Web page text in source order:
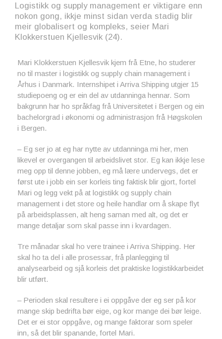
Logistikk og supply management er viktigare enn
nokon gong, ikkje minst sidan verda stadig blir
meir globalisert og kompleks, seier Mari
Klokkerstuen Kjellesvik (24).
Mari Klokkerstuen Kjellesvik kjem frå Etne, ho studerer
no til master i logistikk og supply chain management i
Århus i Danmark. Internshipet i Arriva Shipping utgjer 15
studiepoeng og er ein del av utdanninga hennar. Som
bakgrunn har ho språkfag frå Universitetet i Bergen og ein
bachelorgrad i økonomi og administrasjon frå Høgskolen
i Bergen.
– Eg ser jo at eg har nytte av utdanninga mi her, men
likevel er overgangen til arbeidslivet stor. Eg kan ikkje lese
meg opp til denne jobben, eg må lære undervegs, det er
først ute i jobb ein ser korleis ting faktisk blir gjort, fortel
Mari og legg vekt på at logistikk og supply chain
management i det store og heile handlar om å skape flyt
på arbeidsplassen, alt heng saman med alt, og det er
mange detaljar som skal passe inn i kvardagen.
Tre månadar skal ho vere trainee i Arriva Shipping. Her
skal ho ta del i alle prosessar, frå planlegging til
analysearbeid og sjå korleis det praktiske logistikkarbeidet
blir utført.
– Perioden skal resultere i ei oppgåve der eg ser på kor
mange skip bedrifta bør eige, og kor mange dei bør leige.
Det er ei stor oppgåve, og mange faktorar som speler
inn, så det blir spanande, fortel Mari.